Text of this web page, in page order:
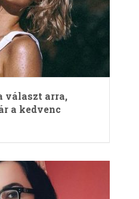
választ arra,
a kedvenc